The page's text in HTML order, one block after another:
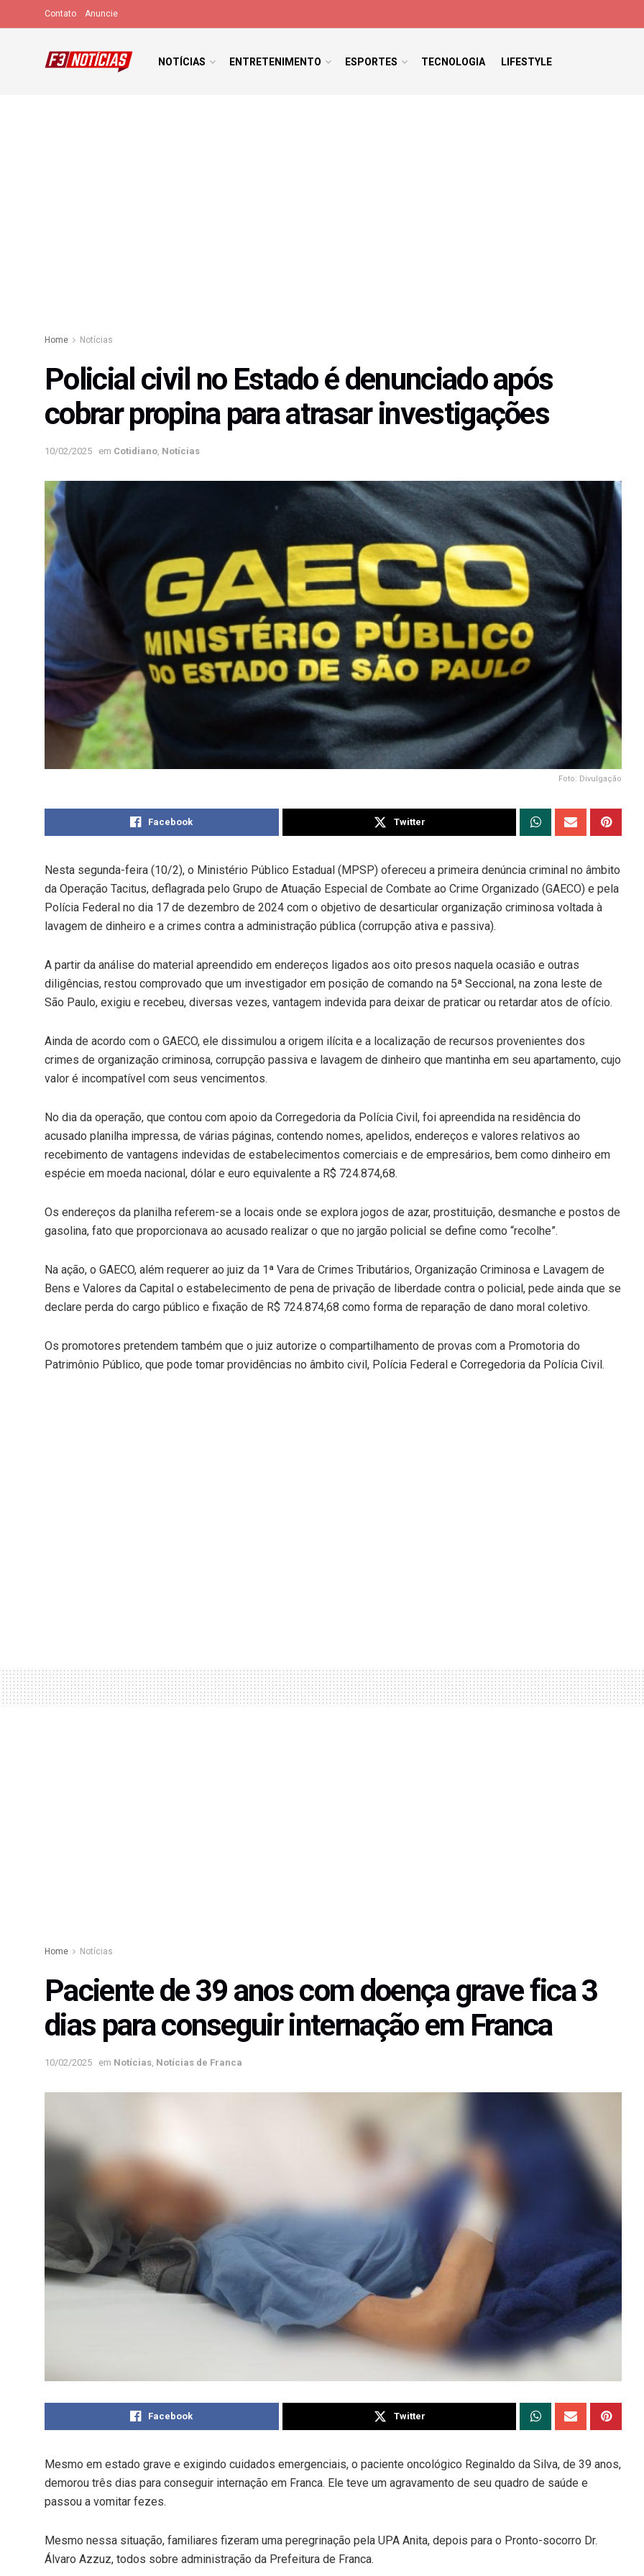
Contato Anuncie
NOTÍCIAS ENTRETENIMENTO ESPORTES TECNOLOGIA LIFESTYLE
Home Notícias
Policial civil no Estado é denunciado após
cobrar propina para atrasar investigações
10/02/2025 em Cotidiano Notícias
Foto: Divulgação
Facebook Twitter
Nesta segunda-feira (10/2), o Ministério Público Estadual (MPSP) ofereceu a primeira denúncia criminal no âmbito
da Operação Tacitus, deflagrada pelo Grupo de Atuação Especial de Combate ao Crime Organizado (GAECO) e pela
Polícia Federal no dia 17 de dezembro de 2024 com o objetivo de desarticular organização criminosa voltada à
lavagem de dinheiro e a crimes contra a administração pública (corrupção ativa e passiva).
A partir da análise do material apreendido em endereços ligados aos oito presos naquela ocasião e outras
diligências, restou comprovado que um investigador em posição de comando na 5ª Seccional, na zona leste de
São Paulo, exigiu e recebeu, diversas vezes, vantagem indevida para deixar de praticar ou retardar atos de ofício.
Ainda de acordo com o GAECO, ele dissimulou a origem ilícita e a localização de recursos provenientes dos
crimes de organização criminosa, corrupção passiva e lavagem de dinheiro que mantinha em seu apartamento, cujo
valor é incompatível com seus vencimentos.
No dia da operação, que contou com apoio da Corregedoria da Polícia Civil, foi apreendida na residência do
acusado planilha impressa, de várias páginas, contendo nomes, apelidos, endereços e valores relativos ao
recebimento de vantagens indevidas de estabelecimentos comerciais e de empresários, bem como dinheiro em
espécie em moeda nacional, dólar e euro equivalente a R$ 724.874,68.
Os endereços da planilha referem-se a locais onde se explora jogos de azar, prostituição, desmanche e postos de
gasolina, fato que proporcionava ao acusado realizar o que no jargão policial se define como “recolhe”.
Na ação, o GAECO, além requerer ao juiz da 1ª Vara de Crimes Tributários, Organização Criminosa e Lavagem de
Bens e Valores da Capital o estabelecimento de pena de privação de liberdade contra o policial, pede ainda que se
declare perda do cargo público e fixação de R$ 724.874,68 como forma de reparação de dano moral coletivo.
Os promotores pretendem também que o juiz autorize o compartilhamento de provas com a Promotoria do
Patrimônio Público, que pode tomar providências no âmbito civil, Polícia Federal e Corregedoria da Polícia Civil.
Home Notícias
Paciente de 39 anos com doença grave fica 3
dias para conseguir internação em Franca
10/02/2025 em Notícias, Notícias de Franca
Facebook Twitter
Mesmo em estado grave e exigindo cuidados emergenciais, o paciente oncológico Reginaldo da Silva, de 39 anos,
demorou três dias para conseguir internação em Franca. Ele teve um agravamento de seu quadro de saúde e
passou a vomitar fezes.
Mesmo nessa situação, familiares fizeram uma peregrinação pela UPA Anita, depois para o Pronto-socorro Dr.
Álvaro Azzuz, todos sobre administração da Prefeitura de Franca.